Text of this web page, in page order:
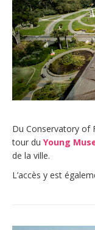
Du Conservatory of
tour du Young
de la ville.
L’accès y est